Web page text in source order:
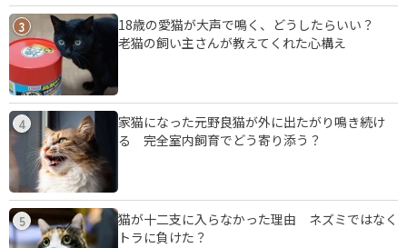
3
18歳の愛猫が大声で鳴く、どうしたらいい？
老猫の飼い主さんが教えてくれた心構え
4
家猫になった元野良猫が外に出たがり鳴き続け
る 完全室内飼育でどう寄り添う？
5
猫が十二支に入らなかった理由 ネズミではなく
トラに負けた？